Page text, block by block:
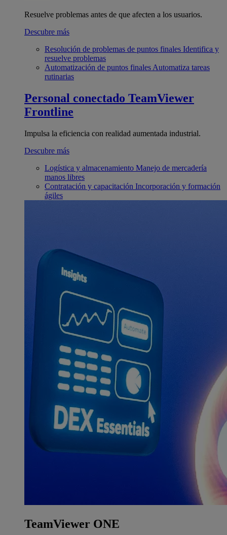
Resuelve problemas antes de que afecten a los usuarios.
Descubre más
Resolución de problemas de puntos finales Identifica y
resuelve problemas
Automatización de puntos finales Automatiza tareas
rutinarias
Personal conectado TeamViewer
Frontline
Impulsa la eficiencia con realidad aumentada industrial.
Descubre más
Logística y almacenamiento Manejo de mercadería
manos libres
Contratación y capacitación Incorporación y formación
ágiles
TeamViewer ONE